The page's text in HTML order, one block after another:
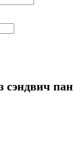
сэндвич